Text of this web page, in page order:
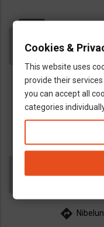
map Bad
directions
Dr. med.
directions
Cookies &
This website uses
provide their
you can accept all
categories